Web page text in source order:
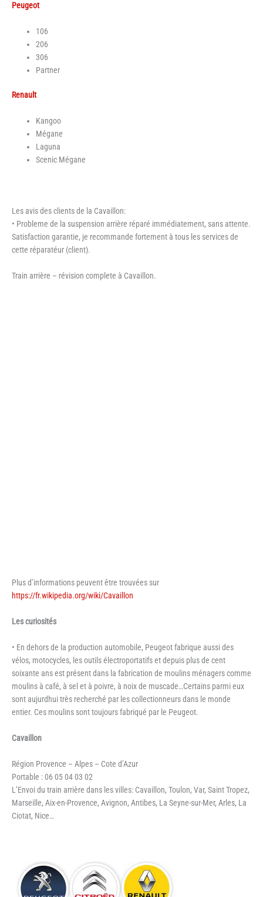
Peugeot
106
206
306
Partner
Renault
Kangoo
Mégane
Laguna
Scenic Mégane
Les avis des clients de la Cavaillon:
• Probleme de la suspension arrière réparé immédiatement, sans attente.
Satisfaction garantie, je recommande fortement à tous les services de
cette réparatéur (client).
Train arrière – révision complete à Cavaillon.
Plus d’informations peuvent être trouvées sur
https://fr.wikipedia.org/wiki/Cavaillon
Les curiosités
• En dehors de la production automobile, Peugeot fabrique aussi des
vélos, motocycles, les outils électroportatifs et depuis plus de cent
soixante ans est présent dans la fabrication de moulins ménagers comme
moulins à café, à sel et à poivre, à noix de muscade…Certains parmi eux
sont aujurdhui très recherché par les collectionneurs dans le monde
entier. Ces moulins sont toujours fabriqué par le Peugeot.
Cavaillon
Région Provence – Alpes – Cote d’Azur
Portable : 06 05 04 03 02
L’Envoi du train arrière dans les villes: Cavaillon, Toulon, Var, Saint Tropez,
Marseille, Aix-en-Provence, Avignon, Antibes, La Seyne-sur-Mer, Arles, La
Ciotat, Nice…